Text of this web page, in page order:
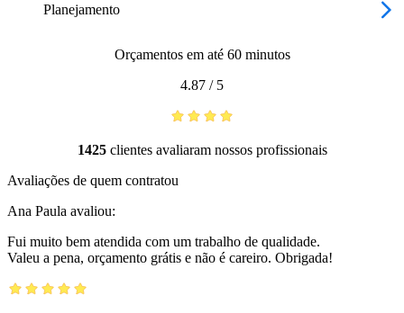
Planejamento
Orçamentos em até 60 minutos
4.87 / 5
1425clientes avaliaram nossos profissionais
Avaliações de quem contratou
Ana Paula avaliou:
Fui muito bem atendida com um trabalho de qualidade.
Valeu a pena, orçamento grátis e não é careiro. Obrigada!